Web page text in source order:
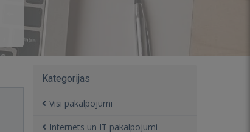
Kategorijas
Visi pakalpojumi
Internets un IT pakalpojumi